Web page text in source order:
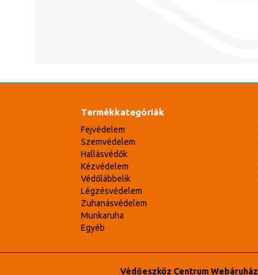
Termékkategóriák
Fejvédelem
Szemvédelem
Hallásvédők
Kézvédelem
Védőlábbelik
Légzésvédelem
Zuhanásvédelem
Munkaruha
Egyéb
Védőeszköz Centrum Webáruház